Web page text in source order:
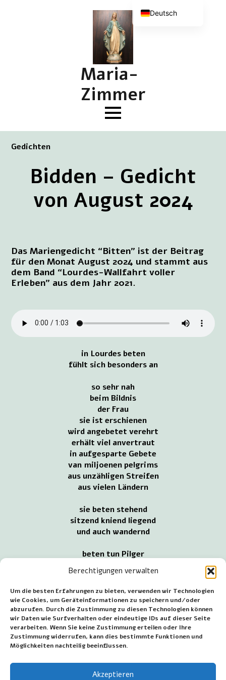
Berechtigungen verwalten
Um die besten Erfahrungen zu bieten, verwenden wir Technologien
wie Cookies, um Geräteinformationen zu speichern und/oder
abzurufen. Durch die Zustimmung zu diesen Technologien können
wir Daten wie Surfverhalten oder eindeutige IDs auf dieser Seite
verarbeiten. Wenn Sie keine Zustimmung erteilen oder Ihre
Zustimmung widerrufen, kann dies bestimmte Funktionen und
Möglichkeiten nachteilig beeinflussen.
Akzeptieren
Maria-
Zimmer
Gedichten
Bidden – Gedicht
von August 2024
Das Mariengedicht “Bitten” ist der Beitrag
für den Monat August 2024 und stammt aus
dem Band “Lourdes-Wallfahrt voller
Erleben” aus dem Jahr 2021.
in Lourdes beten
fühlt sich besonders an
so sehr nah
beim Bildnis
der Frau
sie ist erschienen
wird angebetet verehrt
erhält viel anvertraut
in aufgesparte Gebete
van miljoenen pelgrims
aus unzähligen Streifen
aus vielen Ländern
sie beten stehend
sitzend kniend liegend
und auch wandernd
beten tun Pilger
in Lourdes überall
Hände wurden gefaltet
gehoben und gestreut
bei der Höhle
Augen oft zu
von straff gerichtet
auf dem Bild
in vermaarde Nische
Deutsch